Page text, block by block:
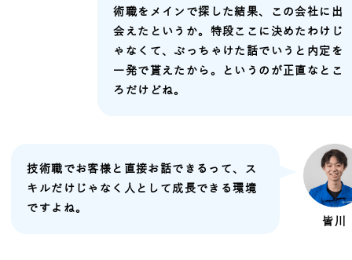
術職をメインで探した結果、この会社に出
会えたというか。特段ここに決めたわけじ
ゃなくて、ぶっちゃけた話でいうと内定を
一発で貰えたから。というのが正直なとこ
ろだけどね。
皆川
技術職でお客様と直接お話できるって、ス
キルだけじゃなく人として成長できる環境
ですよね。